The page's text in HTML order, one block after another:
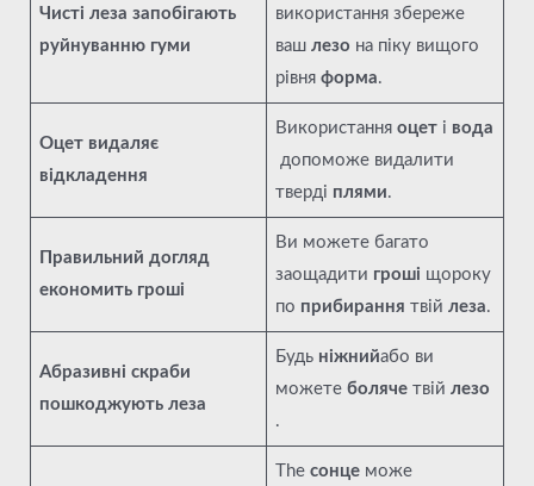
Чисті леза запобігають
руйнуванню гуми
використання збереже
вашлезо на піку вищого
рівняформа.
Оцет видаляє
відкладення
Використанняоцет і вода
допоможе видалити
тверді плями.
Правильний догляд
економить гроші
Ви можете багато
заощадити гроші щороку
по прибирання твійлеза.
Абразивні скраби
пошкоджують леза
Будь ніжнийабо ви
можетеболяче твійлезо
.
Theсонце може